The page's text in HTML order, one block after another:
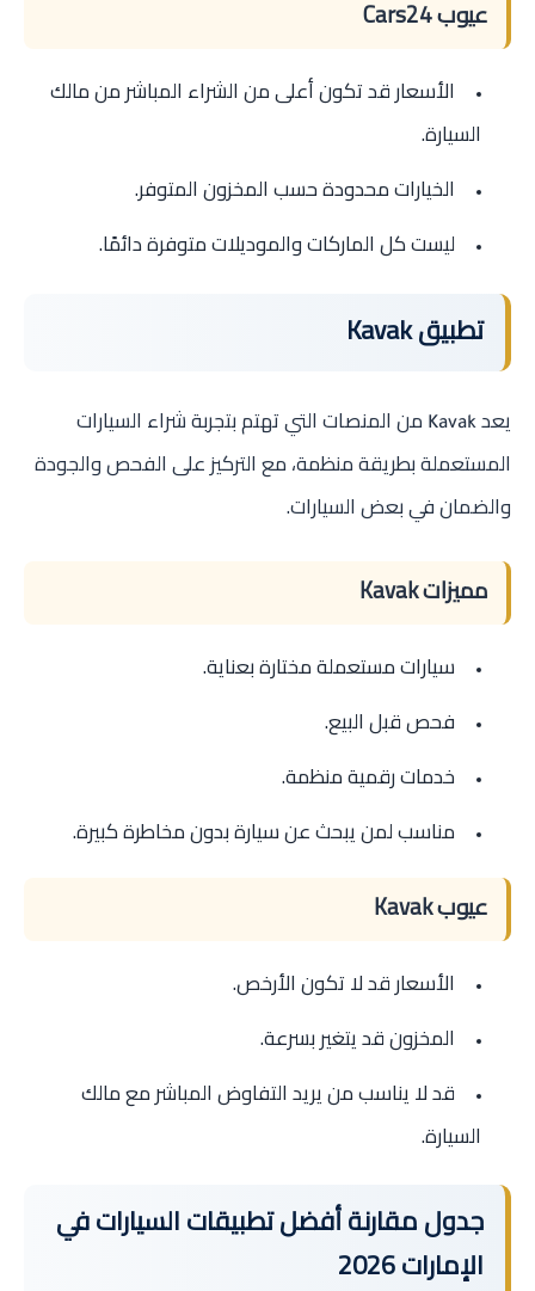
عيوب Cars24
الأسعار قد تكون أعلى من الشراء المباشر من مالك
السيارة.
الخيارات محدودة حسب المخزون المتوفر.
ليست كل الماركات والموديلات متوفرة دائمًا.
تطبيق Kavak
يعد Kavak من المنصات التي تهتم بتجربة شراء السيارات
المستعملة بطريقة منظمة، مع التركيز على الفحص والجودة
والضمان في بعض السيارات.
مميزات Kavak
سيارات مستعملة مختارة بعناية.
فحص قبل البيع.
خدمات رقمية منظمة.
مناسب لمن يبحث عن سيارة بدون مخاطرة كبيرة.
عيوب Kavak
الأسعار قد لا تكون الأرخص.
المخزون قد يتغير بسرعة.
قد لا يناسب من يريد التفاوض المباشر مع مالك
السيارة.
جدول مقارنة أفضل تطبيقات السيارات في
الإمارات 2026